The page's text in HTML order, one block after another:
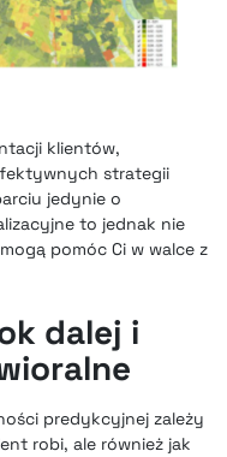
klientów,
strategii
jedynie o
to jednak nie
pomóc Ci w walce z
dalej i
predykcyjnej zależy
robi, ale również jak